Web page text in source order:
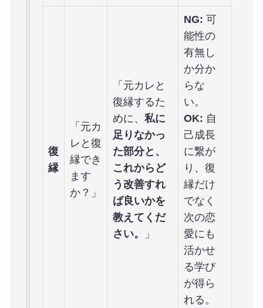
復
縁
「元カ
レと復
縁でき
ます
か？」
「元カレと
復縁するた
めに、 私に
足りなかっ
た部分と、
これからど
う改善すれ
ば良いかを
教えてくだ
さい。
」
NG: 可
能性の
有無し
か分か
らな
い。
OK: 自
己成長
に繋が
り、復
縁だけ
でなく
次の恋
愛にも
活かせ
る学び
が得ら
れる。